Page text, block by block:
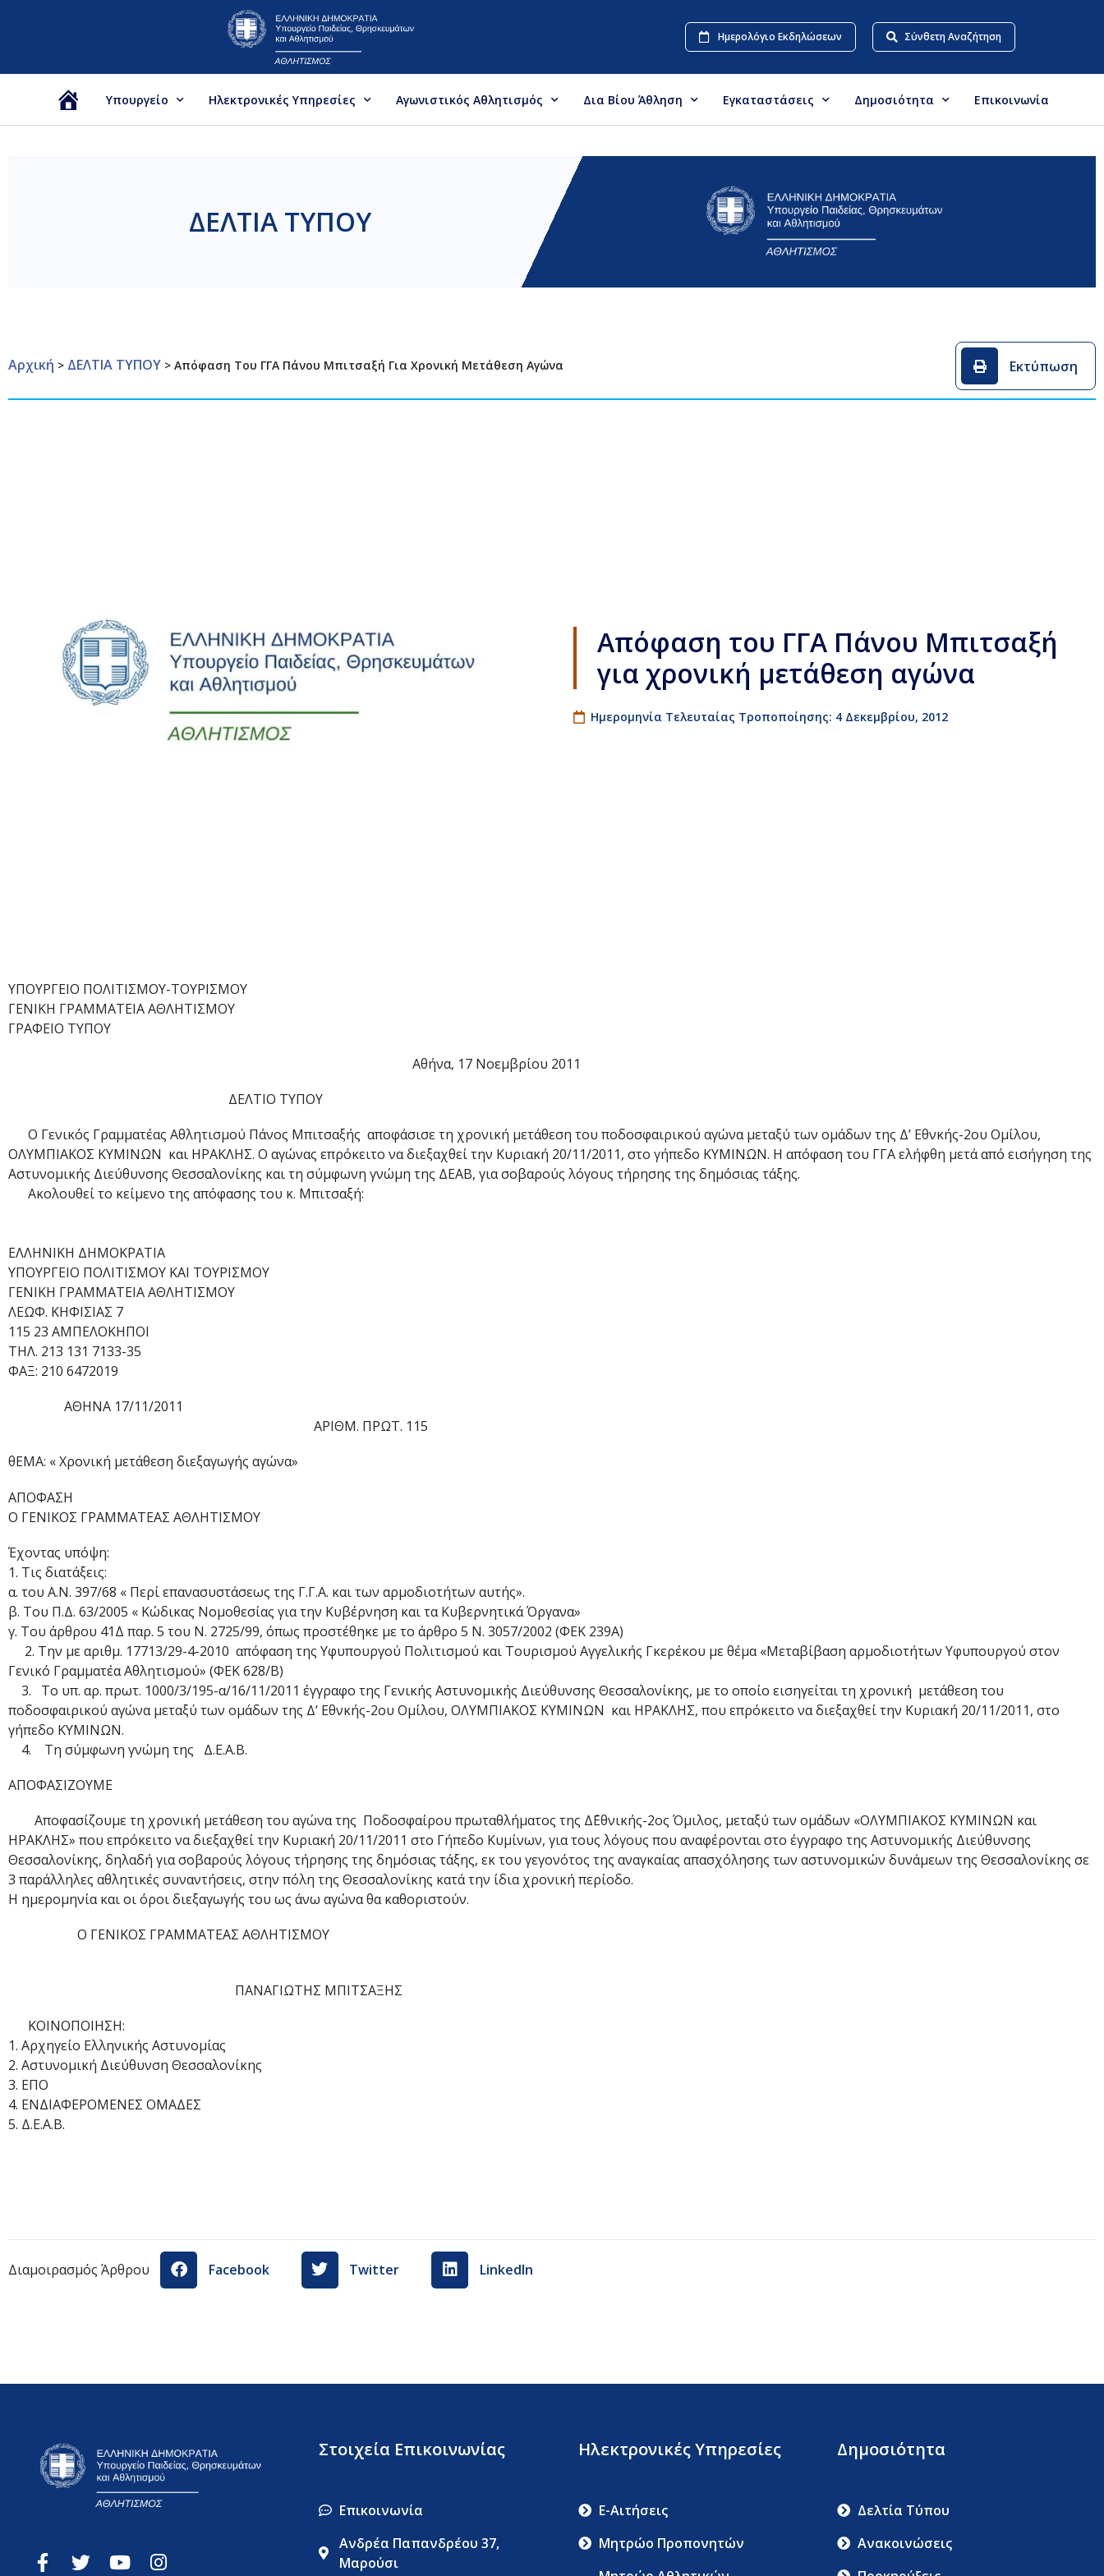
Ημερολόγιο Εκδηλώσεων Σύνθετη Αναζήτηση
Αρχική
Υπουργείο Ηλεκτρονικές Υπηρεσίες Αγωνιστικός Αθλητισμός Δια Βίου Άθληση Εγκαταστάσεις Δημοσιότητα Επικοινωνία
ΔΕΛΤΙΑ ΤΥΠΟΥ
Αρχική > ΔΕΛΤΙΑ ΤΥΠΟΥ > Απόφαση Του ΓΓΑ Πάνου Μπιτσαξή Για Χρονική Μετάθεση Αγώνα Εκτύπωση
Απόφαση του ΓΓΑ Πάνου Μπιτσαξή
για χρονική μετάθεση αγώνα
Ημερομηνία Τελευταίας Τροποποίησης: 4 Δεκεμβρίου, 2012
ΥΠΟΥΡΓΕΙΟ ΠΟΛΙΤΙΣΜΟΥ-ΤΟΥΡΙΣΜΟΥ
ΓΕΝΙΚΗ ΓΡΑΜΜΑΤΕΙΑ ΑΘΛΗΤΙΣΜΟΥ
ΓΡΑΦΕΙΟ ΤΥΠΟΥ
Αθήνα, 17 Νοεμβρίου 2011
ΔΕΛΤΙΟ ΤΥΠΟΥ
Ο Γενικός Γραμματέας Αθλητισμού Πάνος Μπιτσαξής αποφάσισε τη χρονική μετάθεση του ποδοσφαιρικού αγώνα μεταξύ των ομάδων της Δ’ Εθνκής-2ου Ομίλου,
ΟΛΥΜΠΙΑΚΟΣ ΚΥΜΙΝΩΝ και ΗΡΑΚΛΗΣ. Ο αγώνας επρόκειτο να διεξαχθεί την Κυριακή 20/11/2011, στο γήπεδο ΚΥΜΙΝΩΝ. Η απόφαση του ΓΓΑ ελήφθη μετά από εισήγηση της
Αστυνομικής Διεύθυνσης Θεσσαλονίκης και τη σύμφωνη γνώμη της ΔΕΑΒ, για σοβαρούς λόγους τήρησης της δημόσιας τάξης.
Ακολουθεί το κείμενο της απόφασης του κ. Μπιτσαξή:
ΕΛΛΗΝΙΚΗ ΔΗΜΟΚΡΑΤΙΑ
ΥΠΟΥΡΓΕΙΟ ΠΟΛΙΤΙΣΜΟΥ ΚΑΙ ΤΟΥΡΙΣΜΟΥ
ΓΕΝΙΚΗ ΓΡΑΜΜΑΤΕΙΑ ΑΘΛΗΤΙΣΜΟΥ
ΛΕΩΦ. ΚΗΦΙΣΙΑΣ 7
115 23 ΑΜΠΕΛΟΚΗΠΟΙ
ΤΗΛ. 213 131 7133-35
ΦΑΞ: 210 6472019
ΑΘΗΝΑ 17/11/2011
ΑΡΙΘΜ. ΠΡΩΤ. 115
θΕΜΑ: « Χρονική μετάθεση διεξαγωγής αγώνα»
ΑΠΟΦΑΣΗ
Ο ΓΕΝΙΚΟΣ ΓΡΑΜΜΑΤΕΑΣ ΑΘΛΗΤΙΣΜΟΥ
Έχοντας υπόψη:
1. Τις διατάξεις:
α. του Α.Ν. 397/68 « Περί επανασυστάσεως της Γ.Γ.Α. και των αρμοδιοτήτων αυτής».
β. Του Π.Δ. 63/2005 « Κώδικας Νομοθεσίας για την Κυβέρνηση και τα Κυβερνητικά Όργανα»
γ. Του άρθρου 41Δ παρ. 5 του Ν. 2725/99, όπως προστέθηκε με το άρθρο 5 Ν. 3057/2002 (ΦΕΚ 239Α)
2. Την με αριθμ. 17713/29-4-2010 απόφαση της Υφυπουργού Πολιτισμού και Τουρισμού Αγγελικής Γκερέκου με θέμα «Μεταβίβαση αρμοδιοτήτων Υφυπουργού στον
Γενικό Γραμματέα Αθλητισμού» (ΦΕΚ 628/Β)
3. Το υπ. αρ. πρωτ. 1000/3/195-α/16/11/2011 έγγραφο της Γενικής Αστυνομικής Διεύθυνσης Θεσσαλονίκης, με το οποίο εισηγείται τη χρονική μετάθεση του
ποδοσφαιρικού αγώνα μεταξύ των ομάδων της Δ’ Εθνκής-2ου Ομίλου, ΟΛΥΜΠΙΑΚΟΣ ΚΥΜΙΝΩΝ και ΗΡΑΚΛΗΣ, που επρόκειτο να διεξαχθεί την Κυριακή 20/11/2011, στο
γήπεδο ΚΥΜΙΝΩΝ.
4. Τη σύμφωνη γνώμη της Δ.Ε.Α.Β.
ΑΠΟΦΑΣΙΖΟΥΜΕ
Αποφασίζουμε τη χρονική μετάθεση του αγώνα της Ποδοσφαίρου πρωταθλήματος της Δ΄Εθνικής-2ος Όμιλος, μεταξύ των ομάδων «ΟΛΥΜΠΙΑΚΟΣ ΚΥΜΙΝΩΝ και
ΗΡΑΚΛΗΣ» που επρόκειτο να διεξαχθεί την Κυριακή 20/11/2011 στο Γήπεδο Κυμίνων, για τους λόγους που αναφέρονται στο έγγραφο της Αστυνομικής Διεύθυνσης
Θεσσαλονίκης, δηλαδή για σοβαρούς λόγους τήρησης της δημόσιας τάξης, εκ του γεγονότος της αναγκαίας απασχόλησης των αστυνομικών δυνάμεων της Θεσσαλονίκης σε
3 παράλληλες αθλητικές συναντήσεις, στην πόλη της Θεσσαλονίκης κατά την ίδια χρονική περίοδο.
Η ημερομηνία και οι όροι διεξαγωγής του ως άνω αγώνα θα καθοριστούν.
Ο ΓΕΝΙΚΟΣ ΓΡΑΜΜΑΤΕΑΣ ΑΘΛΗΤΙΣΜΟΥ
ΠΑΝΑΓΙΩΤΗΣ ΜΠΙΤΣΑΞΗΣ
ΚΟΙΝΟΠΟΙΗΣΗ:
1. Αρχηγείο Ελληνικής Αστυνομίας
2. Αστυνομική Διεύθυνση Θεσσαλονίκης
3. ΕΠΟ
4. ΕΝΔΙΑΦΕΡΟΜΕΝΕΣ ΟΜΑΔΕΣ
5. Δ.Ε.Α.Β.
Διαμοιρασμός Άρθρου Facebook Twitter LinkedIn
Στοιχεία Επικοινωνίας
Επικοινωνία
Ανδρέα Παπανδρέου 37,
Μαρούσι
Ηλεκτρονικές Υπηρεσίες
E-Αιτήσεις
Μητρώο Προπονητών
Δημοσιότητα
Δελτία Τύπου
Ανακοινώσεις